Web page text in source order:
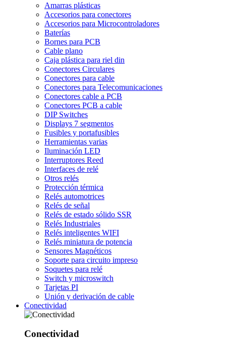
Amarras plásticas
Accesorios para conectores
Accesorios para Microcontroladores
Baterías
Bornes para PCB
Cable plano
Caja plástica para riel din
Conectores Circulares
Conectores para cable
Conectores para Telecomunicaciones
Conectores cable a PCB
Conectores PCB a cable
DIP Switches
Displays 7 segmentos
Fusibles y portafusibles
Herramientas varias
Iluminación LED
Interruptores Reed
Interfaces de relé
Otros relés
Protección térmica
Relés automotrices
Relés de señal
Relés de estado sólido SSR
Relés Industriales
Relés inteligentes WIFI
Relés miniatura de potencia
Sensores Magnéticos
Soporte para circuito impreso
Soquetes para relé
Switch y microswitch
Tarjetas PI
Unión y derivación de cable
Conectividad
Conectividad